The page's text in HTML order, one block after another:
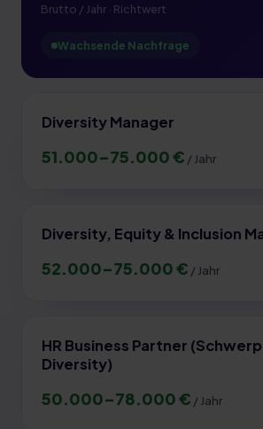
Brutto / Jahr · Richtwert
Wachsende Nachfrage
Diversity Manager
51.000–75.000€ / Jahr
Diversity, Equity & Inclusion
52.000–75.000€ / Jahr
HR Business Partner
Diversity)
50.000–78.000€ / Jahr